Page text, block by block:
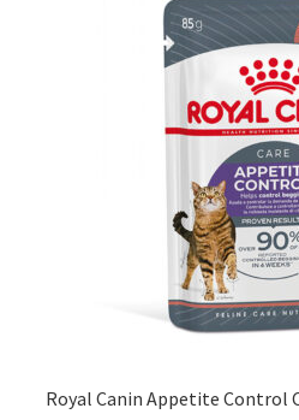
Royal Canin Appetite Control